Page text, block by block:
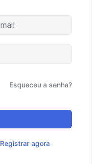
Esqueceu a senha?
Registrar agora